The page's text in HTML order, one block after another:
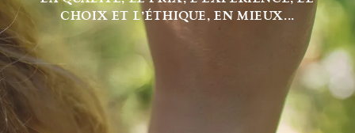
CHOIX ET L’ÉTHIQUE, EN MIEUX...